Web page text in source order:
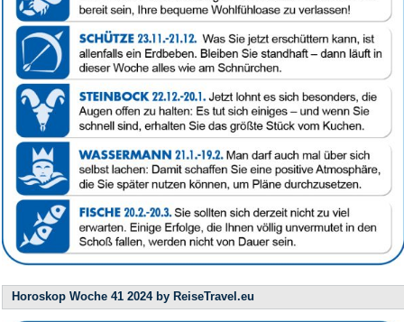
Horoskop Woche 41 2024 by ReiseTravel.eu